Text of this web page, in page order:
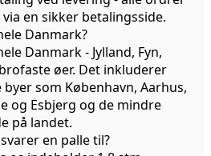
en sikker betalingsside.
Danmark?
Danmark - Jylland, Fyn,
øer. Det inkluderer
som København, Aarhus,
og Esbjerg og de mindre
på landet.
en palle til?